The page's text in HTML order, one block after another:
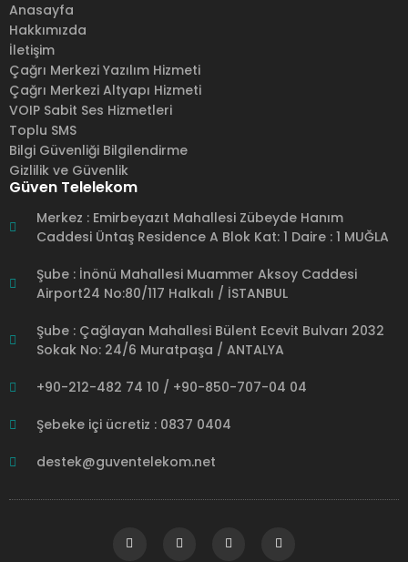
Anasayfa
Hakkımızda
İletişim
Çağrı Merkezi Yazılım Hizmeti
Çağrı Merkezi Altyapı Hizmeti
VOIP Sabit Ses Hizmetleri
Toplu SMS
Bilgi Güvenliği Bilgilendirme
Gizlilik ve Güvenlik
Güven Telelekom
Merkez : Emirbeyazıt Mahallesi Zübeyde Hanım
Caddesi Üntaş Residence A Blok Kat: 1 Daire : 1 MUĞLA
Şube : İnönü Mahallesi Muammer Aksoy Caddesi
Airport24 No:80/117 Halkalı / İSTANBUL
Şube : Çağlayan Mahallesi Bülent Ecevit Bulvarı 2032
Sokak No: 24/6 Muratpaşa / ANTALYA
+90-212-482 74 10 / +90-850-707-04 04
Şebeke içi ücretiz : 0837 0404
destek@guventelekom.net